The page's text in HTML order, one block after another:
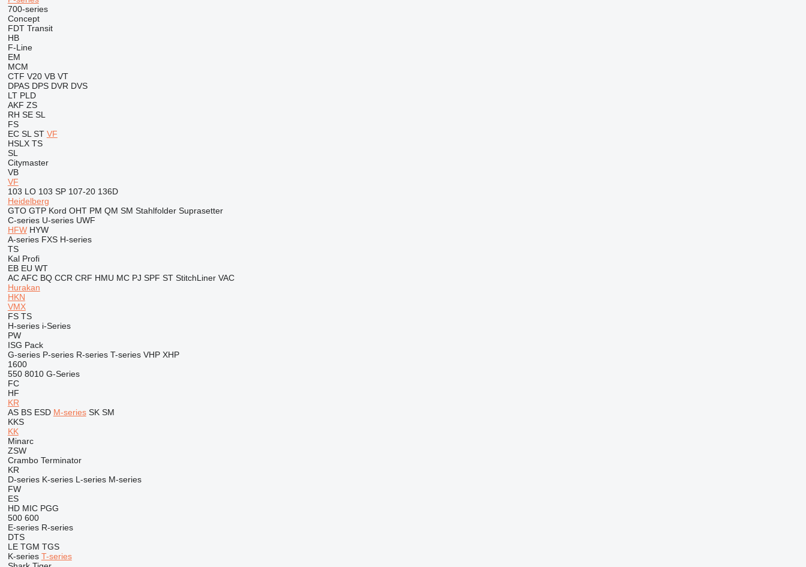
700-series
Concept
FDT Transit
HB
F-Line
EM
MCM
CTF V20 VB VT
DPAS DPS DVR DVS
LT PLD
AKF ZS
RH SE SL
FS
EC SL ST VF
HSLX TS
SL
Citymaster
VB
VF
103 LO 103 SP 107-20 136D
Heidelberg
GTO GTP Kord OHT PM QM SM Stahlfolder Suprasetter
C-series U-series UWF
HFW HYW
A-series FXS H-series
TS
Kal Profi
EB EU WT
AC AFC BQ CCR CRF HMU MC PJ SPF ST StitchLiner VAC
Hurakan
HKN
VMX
FS TS
H-series i-Series
PW
ISG Pack
G-series P-series R-series T-series VHP XHP
1600
550 8010 G-Series
FC
HF
KR
AS BS ESD M-series SK SM
KKS
KK
Minarc
ZSW
Crambo Terminator
KR
D-series K-series L-series M-series
FW
ES
HD MIC PGG
500 600
E-series R-series
DTS
LE TGM TGS
K-series T-series